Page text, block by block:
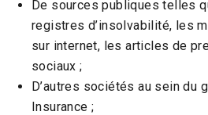
De sources publiques telles
registres d’insolvabilité, les
sur internet, les articles de
sociaux ;
D’autres sociétés au sein du
Insurance ;